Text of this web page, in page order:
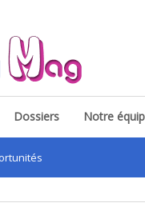
Dossiers Notre